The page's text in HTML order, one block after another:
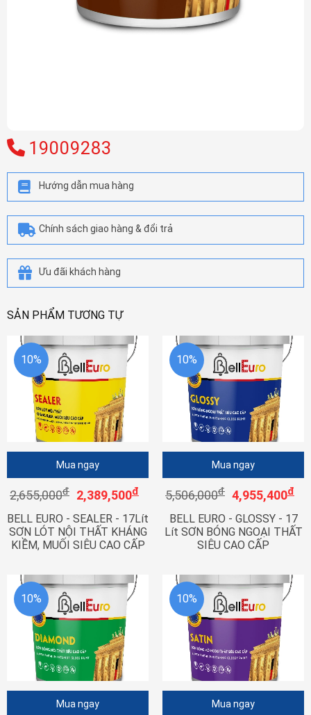
19009283
Hướng dẫn mua hàng
Chính sách giao hàng & đổi trả
Ưu đãi khách hàng
SẢN PHẨM TƯƠNG TỰ
10%
Mua ngay
2,655,000đ 2,389,500đ
BELL EURO - SEALER - 17Lít
SƠN LÓT NỘI THẤT KHÁNG
KIỀM, MUỐI SIÊU CAO CẤP
10%
Mua ngay
5,506,000đ 4,955,400đ
BELL EURO - GLOSSY - 17
Lít SƠN BÓNG NGOẠI THẤT
SIÊU CAO CẤP
10%
Mua ngay
10%
Mua ngay